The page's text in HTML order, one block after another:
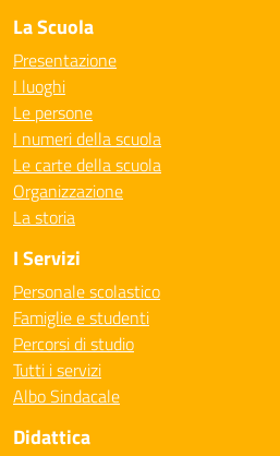
La Scuola
Presentazione
I luoghi
Le persone
I numeri della scuola
Le carte della scuola
Organizzazione
La storia
I Servizi
Personale scolastico
Famiglie e studenti
Percorsi di studio
Tutti i servizi
Albo Sindacale
Didattica